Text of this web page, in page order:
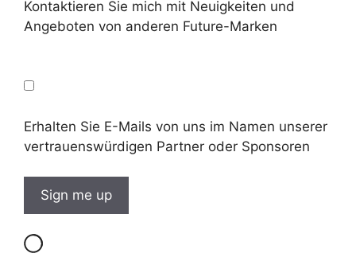
Kontaktieren Sie mich mit Neuigkeiten und
Angeboten von anderen Future-Marken
Erhalten Sie E-Mails von uns im Namen unserer
vertrauenswürdigen Partner oder Sponsoren